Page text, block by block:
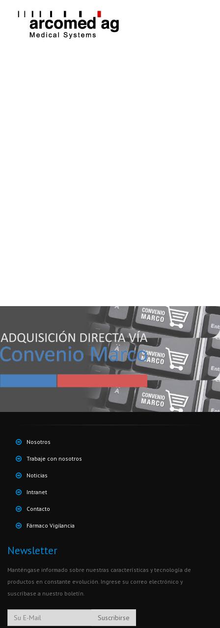
Nosotros
Trabaje con nosotros
Noticias
Intranet
Contacto
Fármaco Vigilancia
Newsletter
Manténgase informado sobre nuestras características y tecnología de
productos en constante evolución. Ingrese su correo electrónico y
suscríbase a nuestro boletín.
Suscribirse